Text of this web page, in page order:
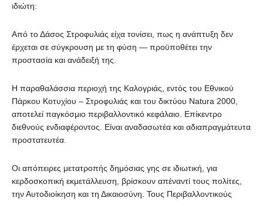
ιδιώτη:
Από το Δάσος Στροφυλιάς είχα τονίσει, πως η ανάπτυξη δεν
έρχεται σε σύγκρουση με τη φύση — προϋποθέτει την
προστασία και ανάδειξή της.
Η παραθαλάσσια περιοχή της Καλογριάς, εντός του Εθνικού
Πάρκου Κοτυχίου – Στροφυλιάς και του δικτύου Natura 2000,
αποτελεί παγκόσμιο περιβαλλοντικό κεφάλαιο. Επίκεντρο
διεθνούς ενδιαφέροντος. Είναι αναδασωτέα και αδιαπραγμάτευτα
προστατευτέα.
Οι απόπειρες μετατροπής δημόσιας γης σε ιδιωτική, για
κερδοσκοπική εκμετάλλευση, βρίσκουν απέναντί τους πολίτες,
την Αυτοδιοίκηση και τη Δικαιοσύνη. Τους Περιβαλλοντικούς